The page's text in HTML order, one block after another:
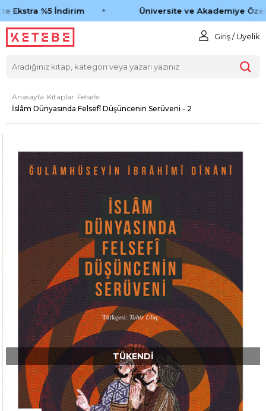
Ekstra %5 İndirim Üniversite ve Akademiye Özel
Giriş / Üyelik
Anasayfa Kitaplar Felsefe
İslâm Dünyasında Felsefî Düşüncenin Serüveni - 2
TÜKENDI